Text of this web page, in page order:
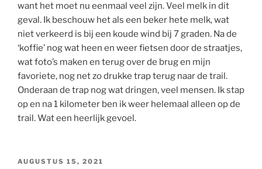
want het moet nu eenmaal veel zijn. Veel melk in dit
geval. Ik beschouw het als een beker hete melk, wat
niet verkeerd is bij een koude wind bij 7 graden. Na de
‘koffie’ nog wat heen en weer fietsen door de straatjes,
wat foto’s maken en terug over de brug en mijn
favoriete, nog net zo drukke trap terug naar de trail.
Onderaan de trap nog wat dringen, veel mensen. Ik stap
op en na 1 kilometer ben ik weer helemaal alleen op de
trail. Wat een heerlijk gevoel.
GEPLAATST
AUGUSTUS 15, 2021